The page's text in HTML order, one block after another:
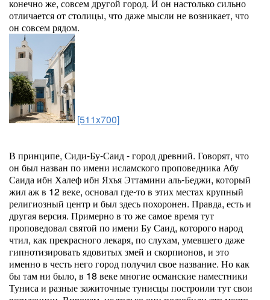
конечно же, совсем другой город. И он настолько сильно
отличается от столицы, что даже мысли не возникает, что
он совсем рядом.
[511x700]
В принципе, Сиди-Бу-Саид - город древний. Говорят, что
он был назван по имени исламского проповедника Абу
Саида ибн Халеф ибн Яхъя Эттамини аль-Беджи, который
жил аж в 12 веке, основал где-то в этих местах крупный
религиозный центр и был здесь похоронен. Правда, есть и
другая версия. Примерно в то же самое время тут
проповедовал святой по имени Бу Саид, которого народ
чтил, как прекрасного лекаря, по слухам, умевшего даже
гипнотизировать ядовитых змей и скорпионов, и это
именно в честь него город получил свое название. Но как
бы там ни было, в 18 веке многие османские наместники
Туниса и разные зажиточные тунисцы построили тут свои